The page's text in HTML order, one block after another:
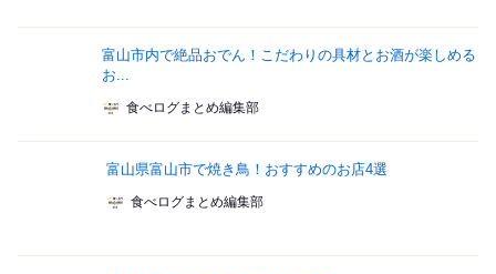
富山市内で絶品おでん！こだわりの具材とお酒が楽しめる
お...
食べログまとめ編集部
富山県富山市で焼き鳥！おすすめのお店4選
食べログまとめ編集部